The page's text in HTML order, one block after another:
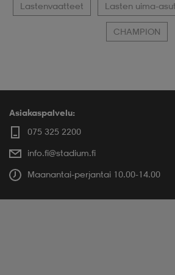
Lastenvaatteet Lasten uima-asut
CHAMPION
Asiakaspalvelu:
075 325 2200
info.fi@stadium.fi
Maanantai-perjantai 10.00-14.00